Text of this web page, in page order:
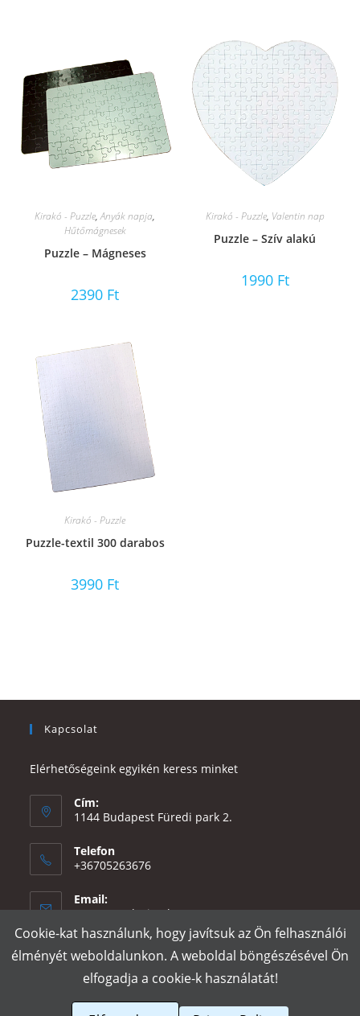
Kirakó - Puzzle,Anyák napja,
Hűtőmágnesek
Puzzle – Mágneses
2390 Ft
Kirakó - Puzzle, Valentin nap
Puzzle – Szív alakú
1990 Ft
Kirakó - Puzzle
Puzzle-textil 300 darabos
3990 Ft
Kapcsolat
Elérhetőségeink egyikén keress minket
Cím:
1144 Budapest Füredi park 2.
Telefon
+36705263676
Email:
eszter@e-design.huOpens
in
your
application
Szállítás és fizetés
Póló nyomtatás
Gy.I.K.
Cookie-kat használunk, hogy javítsuk az Ön felhasználói
élményét weboldalunkon. A weboldal böngészésével Ön
elfogadja a cookie-k használatát!